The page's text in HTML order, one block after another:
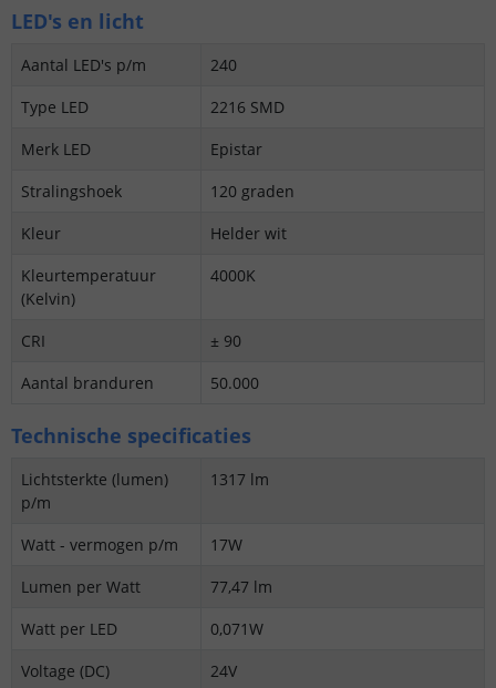
LED's en licht
Aantal LED's p/m
240
Type LED
2216 SMD
Merk LED
Epistar
Stralingshoek
120 graden
Kleur
Helder wit
Kleurtemperatuur
(Kelvin)
4000K
CRI
± 90
Aantal branduren
50.000
Technische specificaties
Lichtsterkte (lumen)
p/m
1317 lm
Watt - vermogen p/m
17W
Lumen per Watt
77,47 lm
Watt per LED
0,071W
Voltage (DC)
24V